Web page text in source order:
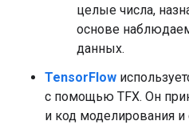
целые числа,
основе
данных.
TensorFlow
с помощью TFX. Он
и код моделирования и